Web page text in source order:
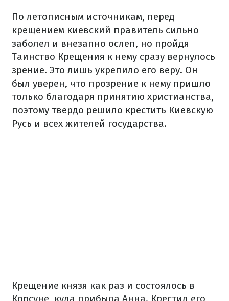
По летописным источникам, перед
крещением киевский правитель сильно
заболел и внезапно ослеп, но пройдя
Таинство Крещения к нему сразу вернулось
зрение. Это лишь укрепило его веру. Он
был уверен, что прозрение к нему пришло
только благодаря принятию христианства,
поэтому твердо решило крестить Киевскую
Русь и всех жителей государства.
Крещение князя как раз и состоялось в